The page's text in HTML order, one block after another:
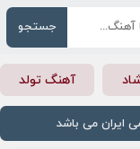
جستجو
آهنگ تولد
ایران می باشد